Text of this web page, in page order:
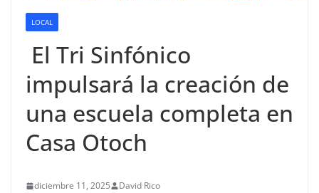
LOCAL
El Tri Sinfónico
impulsará la creación de
una escuela completa en
Casa Otoch
diciembre 11, 2025 David Rico